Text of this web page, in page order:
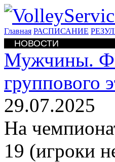
Главная РАСПИСАНИЕ
НОВОСТИ
Мужчины.
группового
29.07.2025
На
19 (игроки